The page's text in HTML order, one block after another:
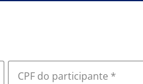
CPF do participante *